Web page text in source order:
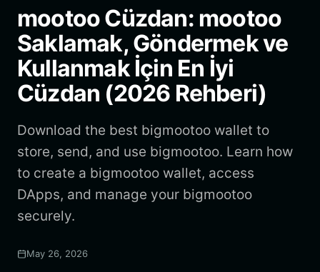
Bahasa Indonesia
ภาษาไทย
हिन्दी
Español
Português (Brasil)
mootoo Cüzdan: mootoo
Saklamak, Göndermek ve
Kullanmak İçin En İyi
Cüzdan (2026 Rehberi)
Download the best bigmootoo wallet to
store, send, and use bigmootoo. Learn how
to create a bigmootoo wallet, access
DApps, and manage your bigmootoo
securely.
May 26, 2026